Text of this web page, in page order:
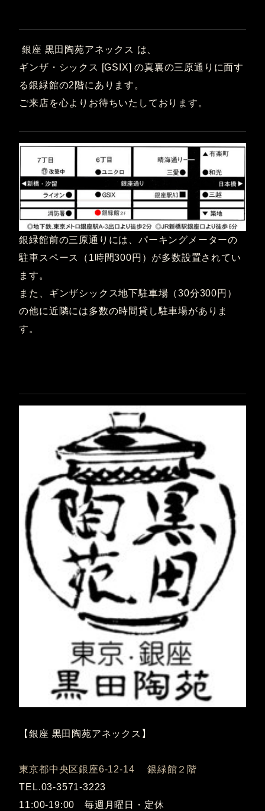
銀座 黒田陶苑アネックス は、
ギンザ・シックス [GSIX] の真裏の三原通りに面す
る銀緑館の2階にあります。
ご来店を心よりお待ちいたしております。
銀緑館前の三原通りには、パーキングメーターの
駐車スペース（1時間300円）が多数設置されてい
ます。
また、ギンザシックス地下駐車場（30分300円）
の他に近隣には多数の時間貸し駐車場がありま
す。
【銀座 黒田陶苑アネックス】
東京都中央区銀座6-12-14 銀緑館２階
TEL.03-3571-3223
11:00-19:00 毎週月曜日・定休